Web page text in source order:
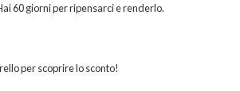
60 giorni per ripensarci e renderlo.
per scoprire lo sconto!